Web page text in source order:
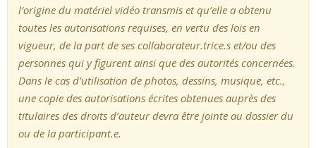
l’origine du matériel vidéo transmis et qu’elle a obtenu
toutes les autorisations requises, en vertu des lois en
vigueur, de la part de ses collaborateur.trice.s et/ou des
personnes qui y figurent ainsi que des autorités concernées.
Dans le cas d’utilisation de photos, dessins, musique, etc.,
une copie des autorisations écrites obtenues auprès des
titulaires des droits d’auteur devra être jointe au dossier du
ou de la participant.e.